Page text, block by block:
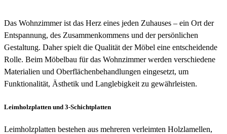
Das Wohnzimmer ist das Herz eines jeden Zuhauses – ein Ort der
Entspannung, des Zusammenkommens und der persönlichen
Gestaltung. Daher spielt die Qualität der Möbel eine entscheidende
Rolle. Beim Möbelbau für das Wohnzimmer werden verschiedene
Materialien und Oberflächenbehandlungen eingesetzt, um
Funktionalität, Ästhetik und Langlebigkeit zu gewährleisten.
Leimholzplatten und 3-Schichtplatten
Leimholzplatten bestehen aus mehreren verleimten Holzlamellen,